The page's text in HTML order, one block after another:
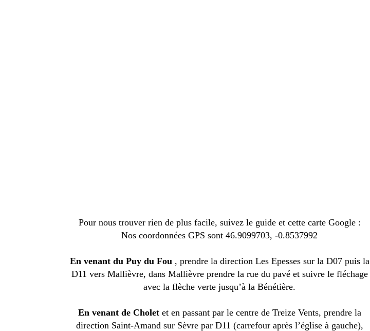
Pour nous trouver rien de plus facile, suivez le guide et cette carte Google :
Nos coordonnées GPS sont 46.9099703, -0.8537992
En venant du Puy du Fou, prendre la direction Les Epesses sur la D07 puis la
D11 vers Mallièvre, dans Mallièvre prendre la rue du pavé et suivre le fléchage
avec la flèche verte jusqu’à la Bénétière.
En venant de Choletet en passant par le centre de Treize Vents, prendre la
direction Saint-Amand sur Sèvre par D11 (carrefour après l’église à gauche),